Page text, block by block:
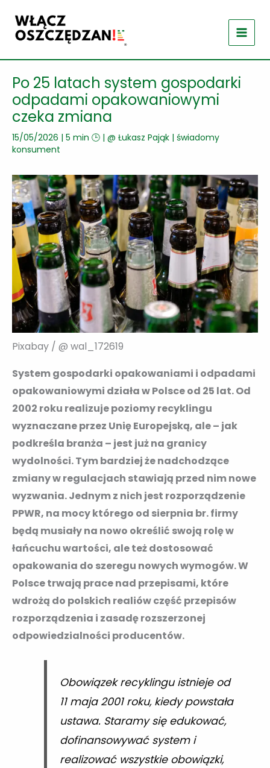
treści
Po 25 latach system gospodarki
odpadami opakowaniowymi
czeka zmiana
15/05/2026 | 5 min 🕒 | @ Łukasz Pająk | świadomy
konsument
Pixabay / @ wal_172619
System gospodarki opakowaniami i odpadami
opakowaniowymi działa w Polsce od 25 lat. Od
2002 roku realizuje poziomy recyklingu
wyznaczane przez Unię Europejską, ale – jak
podkreśla branża – jest już na granicy
wydolności. Tym bardziej że nadchodzące
zmiany w regulacjach stawiają przed nim nowe
wyzwania. Jednym z nich jest rozporządzenie
PPWR, na mocy którego od sierpnia br. firmy
będą musiały na nowo określić swoją rolę w
łańcuchu wartości, ale też dostosować
opakowania do szeregu nowych wymogów. W
Polsce trwają prace nad przepisami, które
wdrożą do polskich realiów część przepisów
rozporządzenia i zasadę rozszerzonej
odpowiedzialności producentów.
Obowiązek recyklingu istnieje od
11 maja 2001 roku, kiedy powstała
ustawa. Staramy się edukować,
dofinansowywać system i
realizować wszystkie obowiązki,